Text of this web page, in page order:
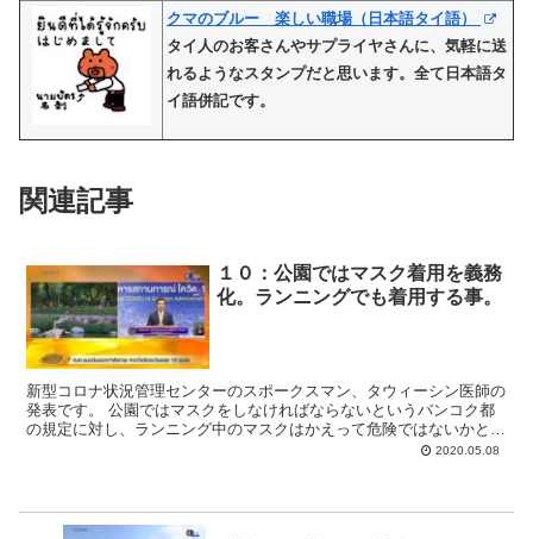
クマのブルー 楽しい職場（日本語タイ語）
タイ人のお客さんやサプライヤさんに、気軽に送
れるようなスタンプだと思います。全て日本語タ
イ語併記です。
関連記事
１０：公園ではマスク着用を義務
化。ランニングでも着用する事。
新型コロナ状況管理センターのスポークスマン、タウィーシン医師の
発表です。 公園ではマスクをしなければならないというバンコク都
の規定に対し、ランニング中のマスクはかえって危険ではないかとい
う話が出ているという件についてです。 タウィーシン医師...2020.05.08